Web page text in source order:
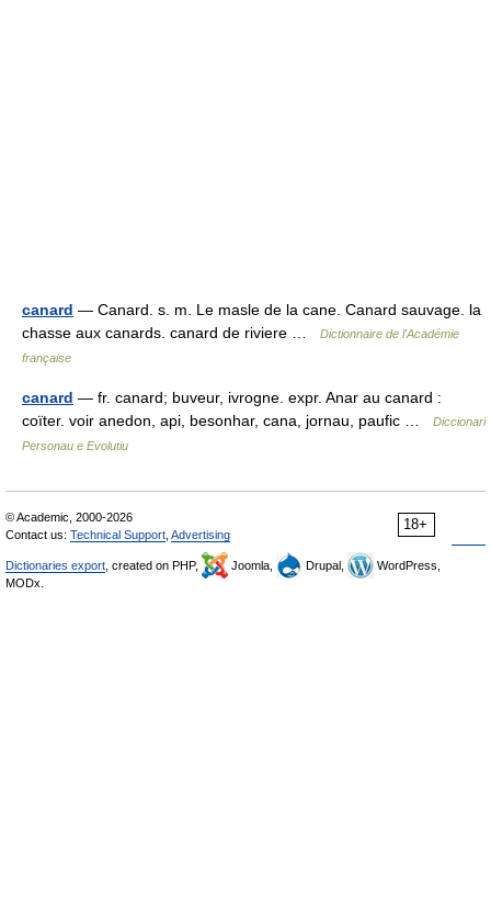
canard — Canard. s. m. Le masle de la cane. Canard sauvage. la
chasse aux canards. canard de riviere …
Dictionnaire de l'Académie
française
canard — fr. canard; buveur, ivrogne. expr. Anar au canard :
coïter. voir anedon, api, besonhar, cana, jornau, paufic …
Diccionari
Personau e Evolutiu
18+
© Academic, 2000-2026
Contact us: Technical Support Advertising
Dictionaries export , created on PHP, Joomla, Drupal,
WordPress,
MODx.